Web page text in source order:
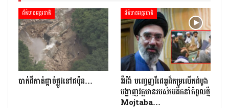
ព័ត៌មានអន្តរជាតិ
​បាក់​ដី​កាត់ផ្តាច់ផ្លូវ​​នៅជប៉ុន…
ព័ត៌មានអន្តរជាតិ
អ៊ីរ៉ង់ បញ្ចេញវីដេអូដ៏កម្រលើក​ដំបូង
បង្ហាញ​វត្តមាន​​​របស់​​មេដឹកនាំកំពូលថ្មី
Mojtaba…